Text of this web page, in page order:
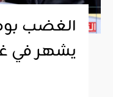
الغضب
يشهر في